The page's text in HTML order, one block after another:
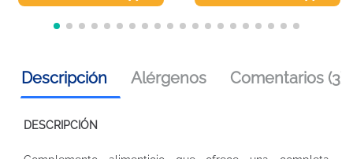
Descripción Alérgenos Comentarios (3)
DESCRIPCIÓN